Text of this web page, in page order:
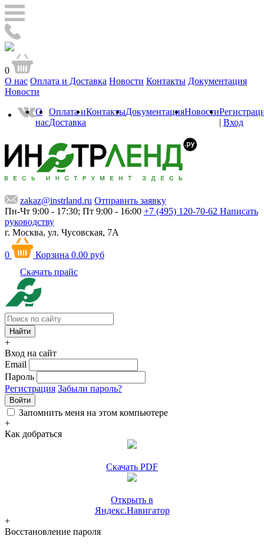
0
О нас Оплата и Доставка Новости Контакты Документация
Новости
О
нас
Оплата и
Доставка
КонтактыДокументацияНовости
| Вход
zakaz@instrland.ru Отправить заявку
Пн-Чт 9:00 - 17:30; Пт 9:00 - 16:00 +7 (495) 120-70-62 Написать
руководству
г. Москва, ул. Чусовская, 7А
0 Корзина 0.00 руб
Скачать прайс
+
Вход на сайт
Email
Пароль
Регистрация Забыли пароль?
Войти
Запомнить меня на этом компьютере
+
Как добраться
Скачать PDF
Открыть в
Яндекс.Навигатор
+
Восстановление пароля